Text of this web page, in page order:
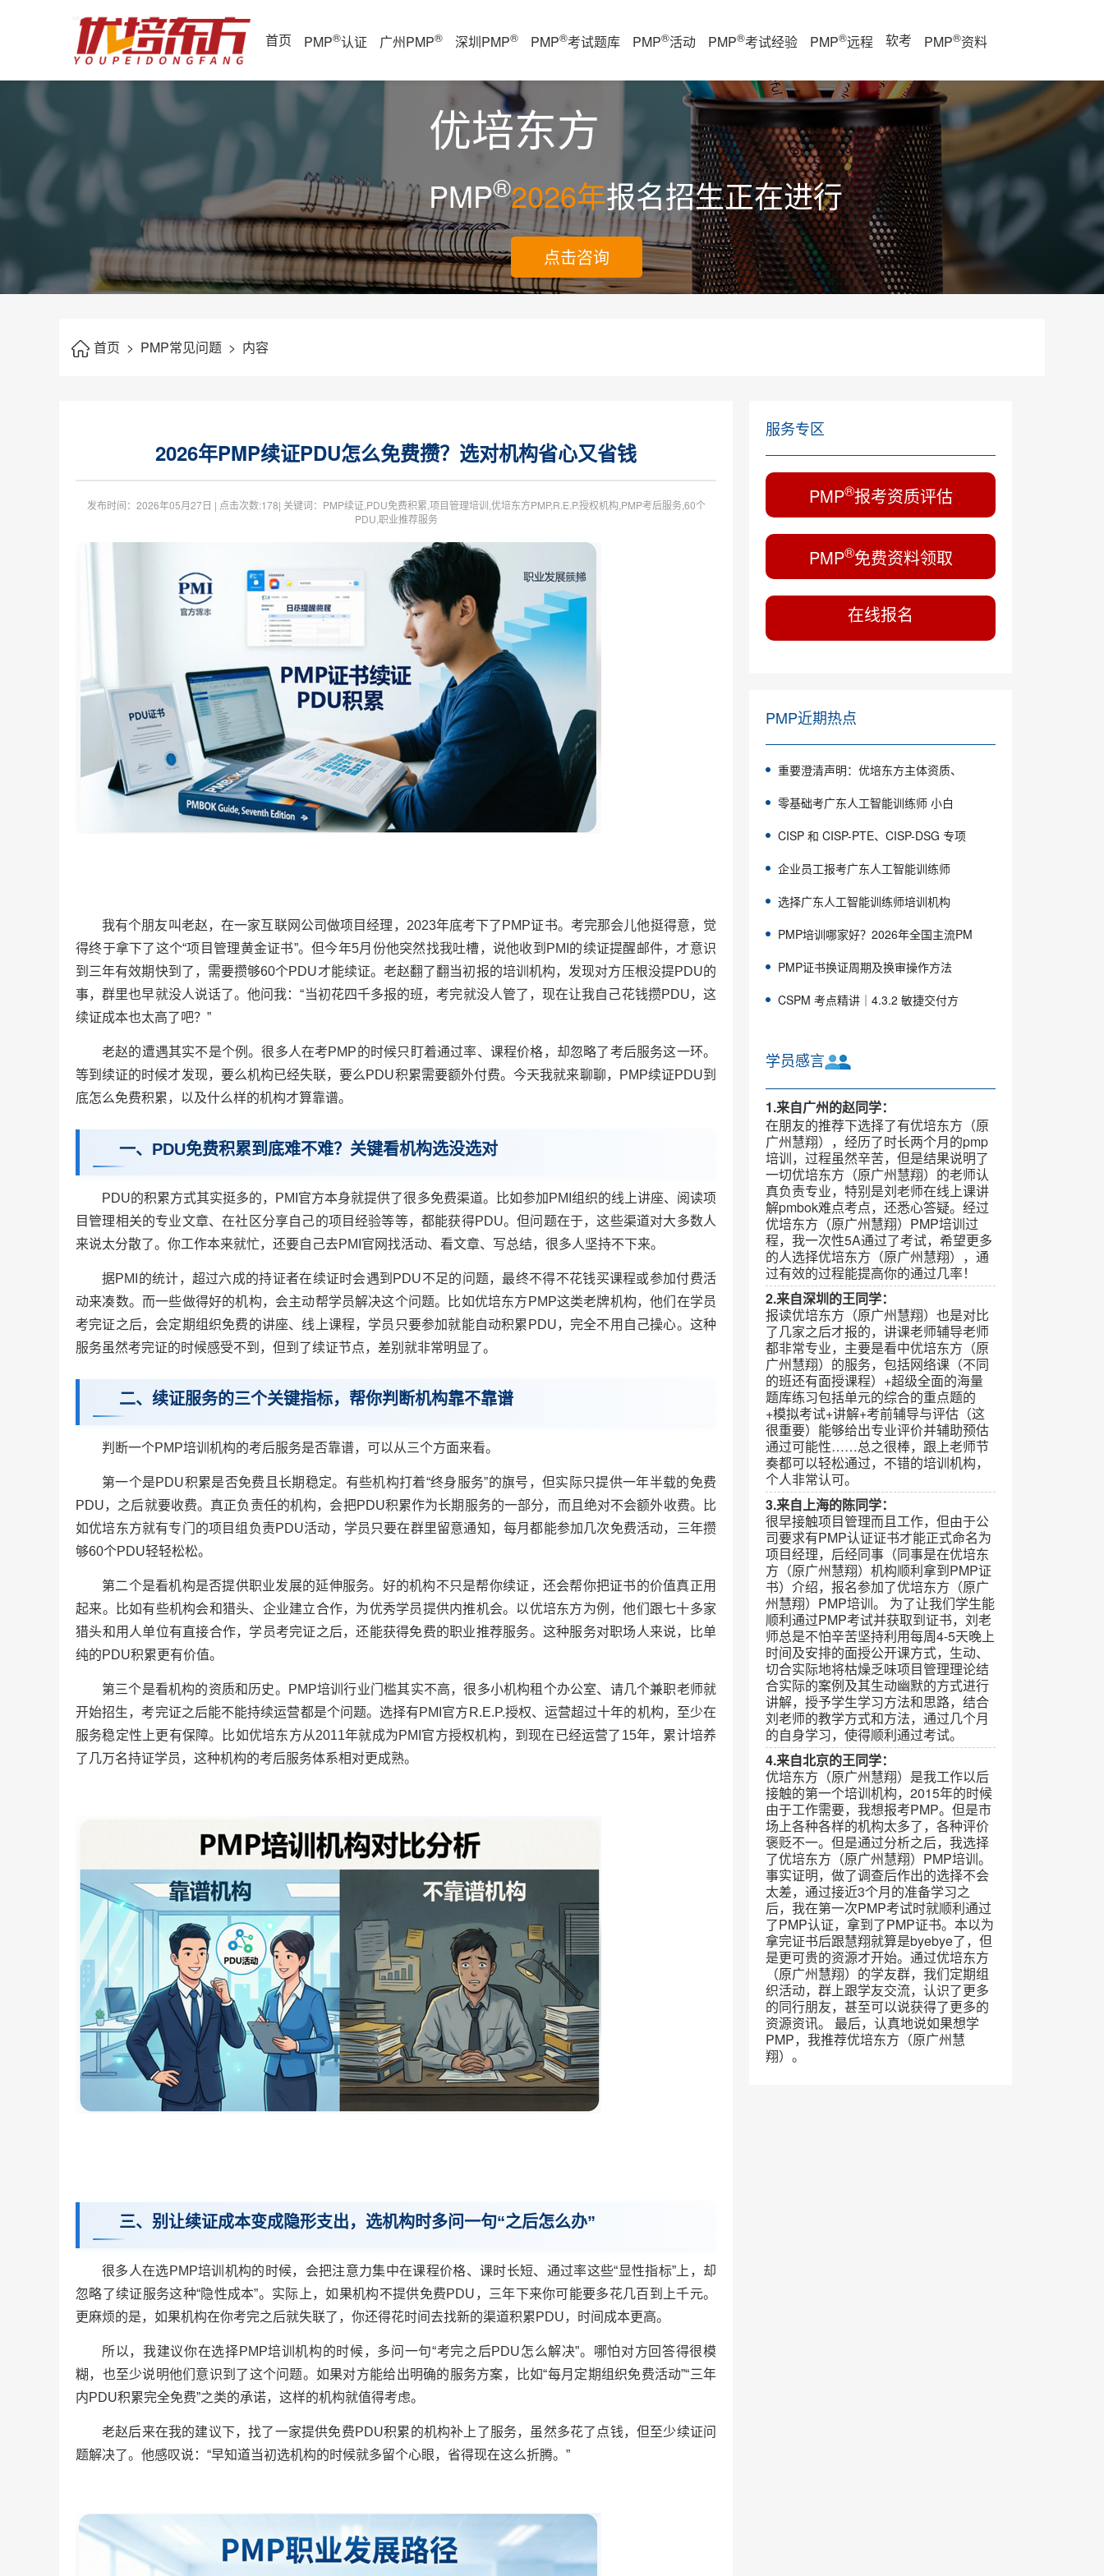
首页 PMP®认证 广州PMP® 深圳PMP® PMP®考试题库 PMP®活动 PMP®考试经验 PMP®远程 软考 PMP®资料
优培东方
PMP®2026年报名招生正在进行
点击咨询
首页 > PMP常见问题 > 内容
2026年PMP续证PDU怎么免费攒？选对机构省心又省钱
发布时间： 2026年05月27日 | 点击次数:178| 关键词：PMP续证,PDU免费积累,项目管理培训,优培东方PMP,R.E.P.授权机构,PMP考后服务,60个
PDU,职业推荐服务
我有个朋友叫老赵，在一家互联网公司做项目经理，2023年底考下了PMP证书。考完那会儿他挺得意，觉
得终于拿下了这个“项目管理黄金证书”。但今年5月份他突然找我吐槽，说他收到PMI的续证提醒邮件，才意识
到三年有效期快到了，需要攒够60个PDU才能续证。老赵翻了翻当初报的培训机构，发现对方压根没提PDU的
事，群里也早就没人说话了。他问我：“当初花四千多报的班，考完就没人管了，现在让我自己花钱攒PDU，这
续证成本也太高了吧？”
老赵的遭遇其实不是个例。很多人在考PMP的时候只盯着通过率、课程价格，却忽略了考后服务这一环。
等到续证的时候才发现，要么机构已经失联，要么PDU积累需要额外付费。今天我就来聊聊，PMP续证PDU到
底怎么免费积累，以及什么样的机构才算靠谱。
一、PDU免费积累到底难不难？关键看机构选没选对
PDU的积累方式其实挺多的，PMI官方本身就提供了很多免费渠道。比如参加PMI组织的线上讲座、阅读项
目管理相关的专业文章、在社区分享自己的项目经验等等，都能获得PDU。但问题在于，这些渠道对大多数人
来说太分散了。你工作本来就忙，还要自己去PMI官网找活动、看文章、写总结，很多人坚持不下来。
据PMI的统计，超过六成的持证者在续证时会遇到PDU不足的问题，最终不得不花钱买课程或参加付费活
动来凑数。而一些做得好的机构，会主动帮学员解决这个问题。比如优培东方PMP这类老牌机构，他们在学员
考完证之后，会定期组织免费的讲座、线上课程，学员只要参加就能自动积累PDU，完全不用自己操心。这种
服务虽然考完证的时候感受不到，但到了续证节点，差别就非常明显了。
二、续证服务的三个关键指标，帮你判断机构靠不靠谱
判断一个PMP培训机构的考后服务是否靠谱，可以从三个方面来看。
第一个是PDU积累是否免费且长期稳定。有些机构打着“终身服务”的旗号，但实际只提供一年半载的免费
PDU，之后就要收费。真正负责任的机构，会把PDU积累作为长期服务的一部分，而且绝对不会额外收费。比
如优培东方就有专门的项目组负责PDU活动，学员只要在群里留意通知，每月都能参加几次免费活动，三年攒
够60个PDU轻轻松松。
第二个是看机构是否提供职业发展的延伸服务。好的机构不只是帮你续证，还会帮你把证书的价值真正用
起来。比如有些机构会和猎头、企业建立合作，为优秀学员提供内推机会。以优培东方为例，他们跟七十多家
猎头和用人单位有直接合作，学员考完证之后，还能获得免费的职业推荐服务。这种服务对职场人来说，比单
纯的PDU积累更有价值。
第三个是看机构的资质和历史。PMP培训行业门槛其实不高，很多小机构租个办公室、请几个兼职老师就
开始招生，考完证之后能不能持续运营都是个问题。选择有PMI官方R.E.P.授权、运营超过十年的机构，至少在
服务稳定性上更有保障。比如优培东方从2011年就成为PMI官方授权机构，到现在已经运营了15年，累计培养
了几万名持证学员，这种机构的考后服务体系相对更成熟。
三、别让续证成本变成隐形支出，选机构时多问一句“之后怎么办”
很多人在选PMP培训机构的时候，会把注意力集中在课程价格、课时长短、通过率这些“显性指标”上，却
忽略了续证服务这种“隐性成本”。实际上，如果机构不提供免费PDU，三年下来你可能要多花几百到上千元。
更麻烦的是，如果机构在你考完之后就失联了，你还得花时间去找新的渠道积累PDU，时间成本更高。
所以，我建议你在选择PMP培训机构的时候，多问一句“考完之后PDU怎么解决”。哪怕对方回答得很模
糊，也至少说明他们意识到了这个问题。如果对方能给出明确的服务方案，比如“每月定期组织免费活动”“三年
内PDU积累完全免费”之类的承诺，这样的机构就值得考虑。
老赵后来在我的建议下，找了一家提供免费PDU积累的机构补上了服务，虽然多花了点钱，但至少续证问
题解决了。他感叹说：“早知道当初选机构的时候就多留个心眼，省得现在这么折腾。”
服务专区
PMP®报考资质评估
PMP®免费资料领取
在线报名
PMP近期热点
重要澄清声明：优培东方主体资质、
零基础考广东人工智能训练师 小白
CISP 和 CISP-PTE、CISP-DSG 专项
企业员工报考广东人工智能训练师
选择广东人工智能训练师培训机构
PMP培训哪家好？2026年全国主流PM
PMP证书换证周期及换审操作方法
CSPM 考点精讲｜4.3.2 敏捷交付方
学员感言
1.来自广州的赵同学：
在朋友的推荐下选择了有优培东方（原
广州慧翔），经历了时长两个月的pmp
培训，过程虽然辛苦，但是结果说明了
一切优培东方（原广州慧翔）的老师认
真负责专业，特别是刘老师在线上课讲
解pmbok难点考点，还悉心答疑。经过
优培东方（原广州慧翔）PMP培训过
程，我一次性5A通过了考试，希望更多
的人选择优培东方（原广州慧翔），通
过有效的过程能提高你的通过几率！
2.来自深圳的王同学：
报读优培东方（原广州慧翔）也是对比
了几家之后才报的，讲课老师辅导老师
都非常专业，主要是看中优培东方（原
广州慧翔）的服务，包括网络课（不同
的班还有面授课程）+超级全面的海量
题库练习包括单元的综合的重点题的
+模拟考试+讲解+考前辅导与评估（这
很重要）能够给出专业评价并辅助预估
通过可能性……总之很棒，跟上老师节
奏都可以轻松通过，不错的培训机构，
个人非常认可。
3.来自上海的陈同学：
很早接触项目管理而且工作，但由于公
司要求有PMP认证证书才能正式命名为
项目经理，后经同事（同事是在优培东
方（原广州慧翔）机构顺利拿到PMP证
书）介绍，报名参加了优培东方（原广
州慧翔）PMP培训。 为了让我们学生能
顺利通过PMP考试并获取到证书，刘老
师总是不怕辛苦坚持利用每周4-5天晚上
时间及安排的面授公开课方式，生动、
切合实际地将枯燥乏味项目管理理论结
合实际的案例及其生动幽默的方式进行
讲解，授予学生学习方法和思路，结合
刘老师的教学方式和方法，通过几个月
的自身学习，使得顺利通过考试。
4.来自北京的王同学：
优培东方（原广州慧翔）是我工作以后
接触的第一个培训机构，2015年的时候
由于工作需要，我想报考PMP。但是市
场上各种各样的机构太多了，各种评价
褒贬不一。但是通过分析之后，我选择
了优培东方（原广州慧翔）PMP培训。
事实证明，做了调查后作出的选择不会
太差，通过接近3个月的准备学习之
后，我在第一次PMP考试时就顺利通过
了PMP认证，拿到了PMP证书。本以为
拿完证书后跟慧翔就算是byebye了，但
是更可贵的资源才开始。通过优培东方
（原广州慧翔）的学友群，我们定期组
织活动，群上跟学友交流，认识了更多
的同行朋友，甚至可以说获得了更多的
资源资讯。 最后，认真地说如果想学
PMP，我推荐优培东方（原广州慧
翔）。